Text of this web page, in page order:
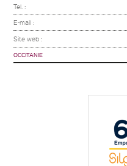
Tel. :
E-mail :
Site web :
OCCITANIE